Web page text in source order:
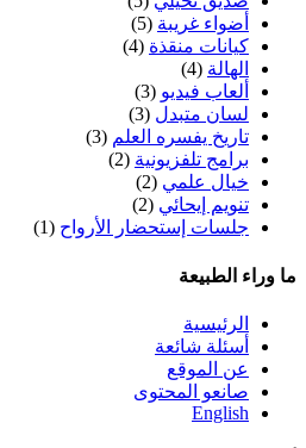
أضواء غريبة (5)
كيانات منقذة (4)
الهالة (4)
ألعاب فيديو (3)
لسان متبدل (3)
تاريخ يفسره العلم (3)
برامج تلفزيونية (2)
خيال علمي (2)
تنويم إيحائي (2)
جلسات إستحضار الأرواح (1)
ما وراء الطبيعة
الرئيسية
أسئلة شائعة
عن الموقع
صانعو المحتوى
English